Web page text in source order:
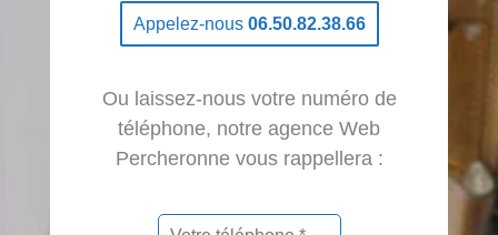
Appelez-nous 06.50.82.38.66
Ou laissez-nous votre numéro de
téléphone, notre agence Web
Percheronne vous rappellera :